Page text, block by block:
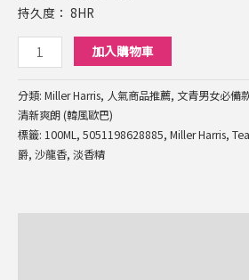
持久度： 8HR
加入購物車
分類: Miller Harris, 人氣商品推薦, 文青男女必備
清新爽朗 (韓風歐巴)
標籤: 100ML, 5051198628885, Miller Harris,
爵, 沙龍香, 淡香精